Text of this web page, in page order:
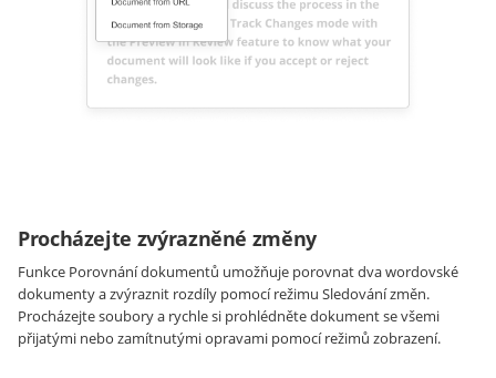
Procházejte zvýrazněné změny
Funkce Porovnání dokumentů umožňuje porovnat dva wordovské
dokumenty a zvýraznit rozdíly pomocí režimu Sledování změn.
Procházejte soubory a rychle si prohlédněte dokument se všemi
přijatými nebo zamítnutými opravami pomocí režimů zobrazení.